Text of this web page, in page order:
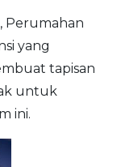
Perumahan
yang
tapisan
untuk
ini.